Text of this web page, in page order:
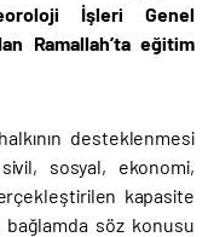
İşleri Genel
Ramallah’ta eğitim
desteklenmesi
sosyal, ekonomi,
kapasite
bağlamda söz konusu